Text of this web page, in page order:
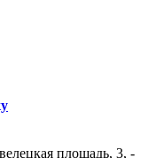
площадь, 3, -